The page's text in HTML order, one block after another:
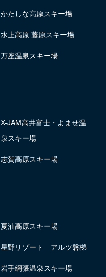
かたしな高原スキー場
水上高原 藤原スキー場
万座温泉スキー場
X-JAM高井富士・よませ温
泉スキー場
志賀高原スキー場
夏油高原スキー場
星野リゾート アルツ磐梯
岩手網張温泉スキー場